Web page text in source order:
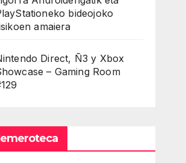
bideojoko
amaiera
Direct, Ñ3 y Xbox
– Gaming Room